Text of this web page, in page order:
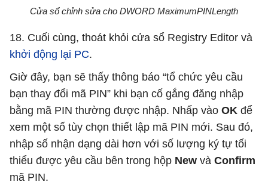
Cửa sổ chỉnh sửa cho DWORD MaximumPINLength
18. Cuối cùng, thoát khỏi cửa sổ Registry Editor và
khởi động lại PC.
Giờ đây, bạn sẽ thấy thông báo “tổ chức yêu cầu
bạn thay đổi mã PIN” khi bạn cố gắng đăng nhập
bằng mã PIN thường được nhập. Nhấp vào OK để
xem một số tùy chọn thiết lập mã PIN mới. Sau đó,
nhập số nhận dạng dài hơn với số lượng ký tự tối
thiểu được yêu cầu bên trong hộp New và Confirm
mã PIN.